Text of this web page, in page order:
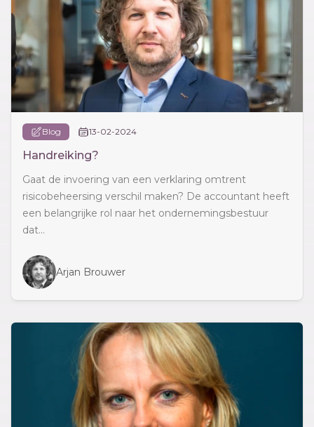
Blog 13-02-2024
Handreiking?
Gaat de invoering van een verklaring omtrent
risicobeheersing verschil maken? De accountant heeft
een belangrijke rol naar het ondernemingsbestuur
dat...
Arjan Brouwer